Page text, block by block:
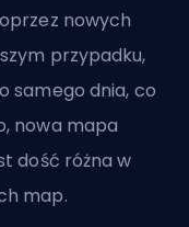
nowych
przypadku,
samego dnia, co
, nowa mapa
dość różna w
map.